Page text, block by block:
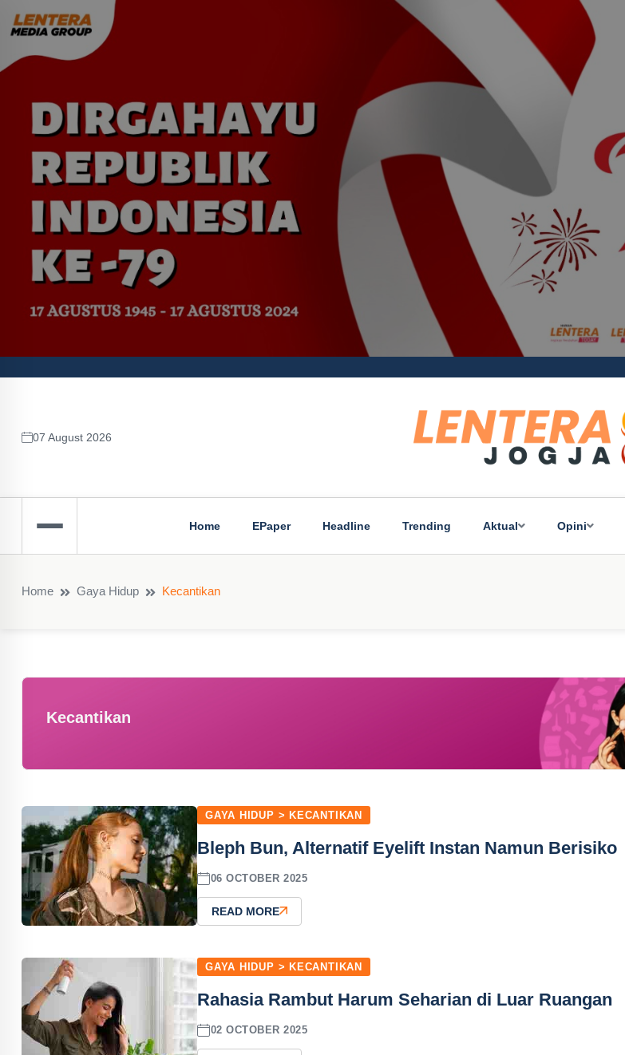
07 August 2026
Home EPaper Headline Trending Aktual Opini
Home Gaya Hidup Kecantikan
Kecantikan
GAYA HIDUP > KECANTIKAN
Bleph Bun, Alternatif Eyelift Instan Namun Berisiko
06 OCTOBER 2025
READ MORE
GAYA HIDUP > KECANTIKAN
Rahasia Rambut Harum Seharian di Luar Ruangan
02 OCTOBER 2025